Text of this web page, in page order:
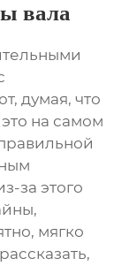
вала
думая, что
на самом
за этого
мягко